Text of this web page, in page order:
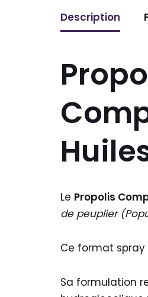
Description
Le Propolis
de peuplier
Ce format
Sa formulation